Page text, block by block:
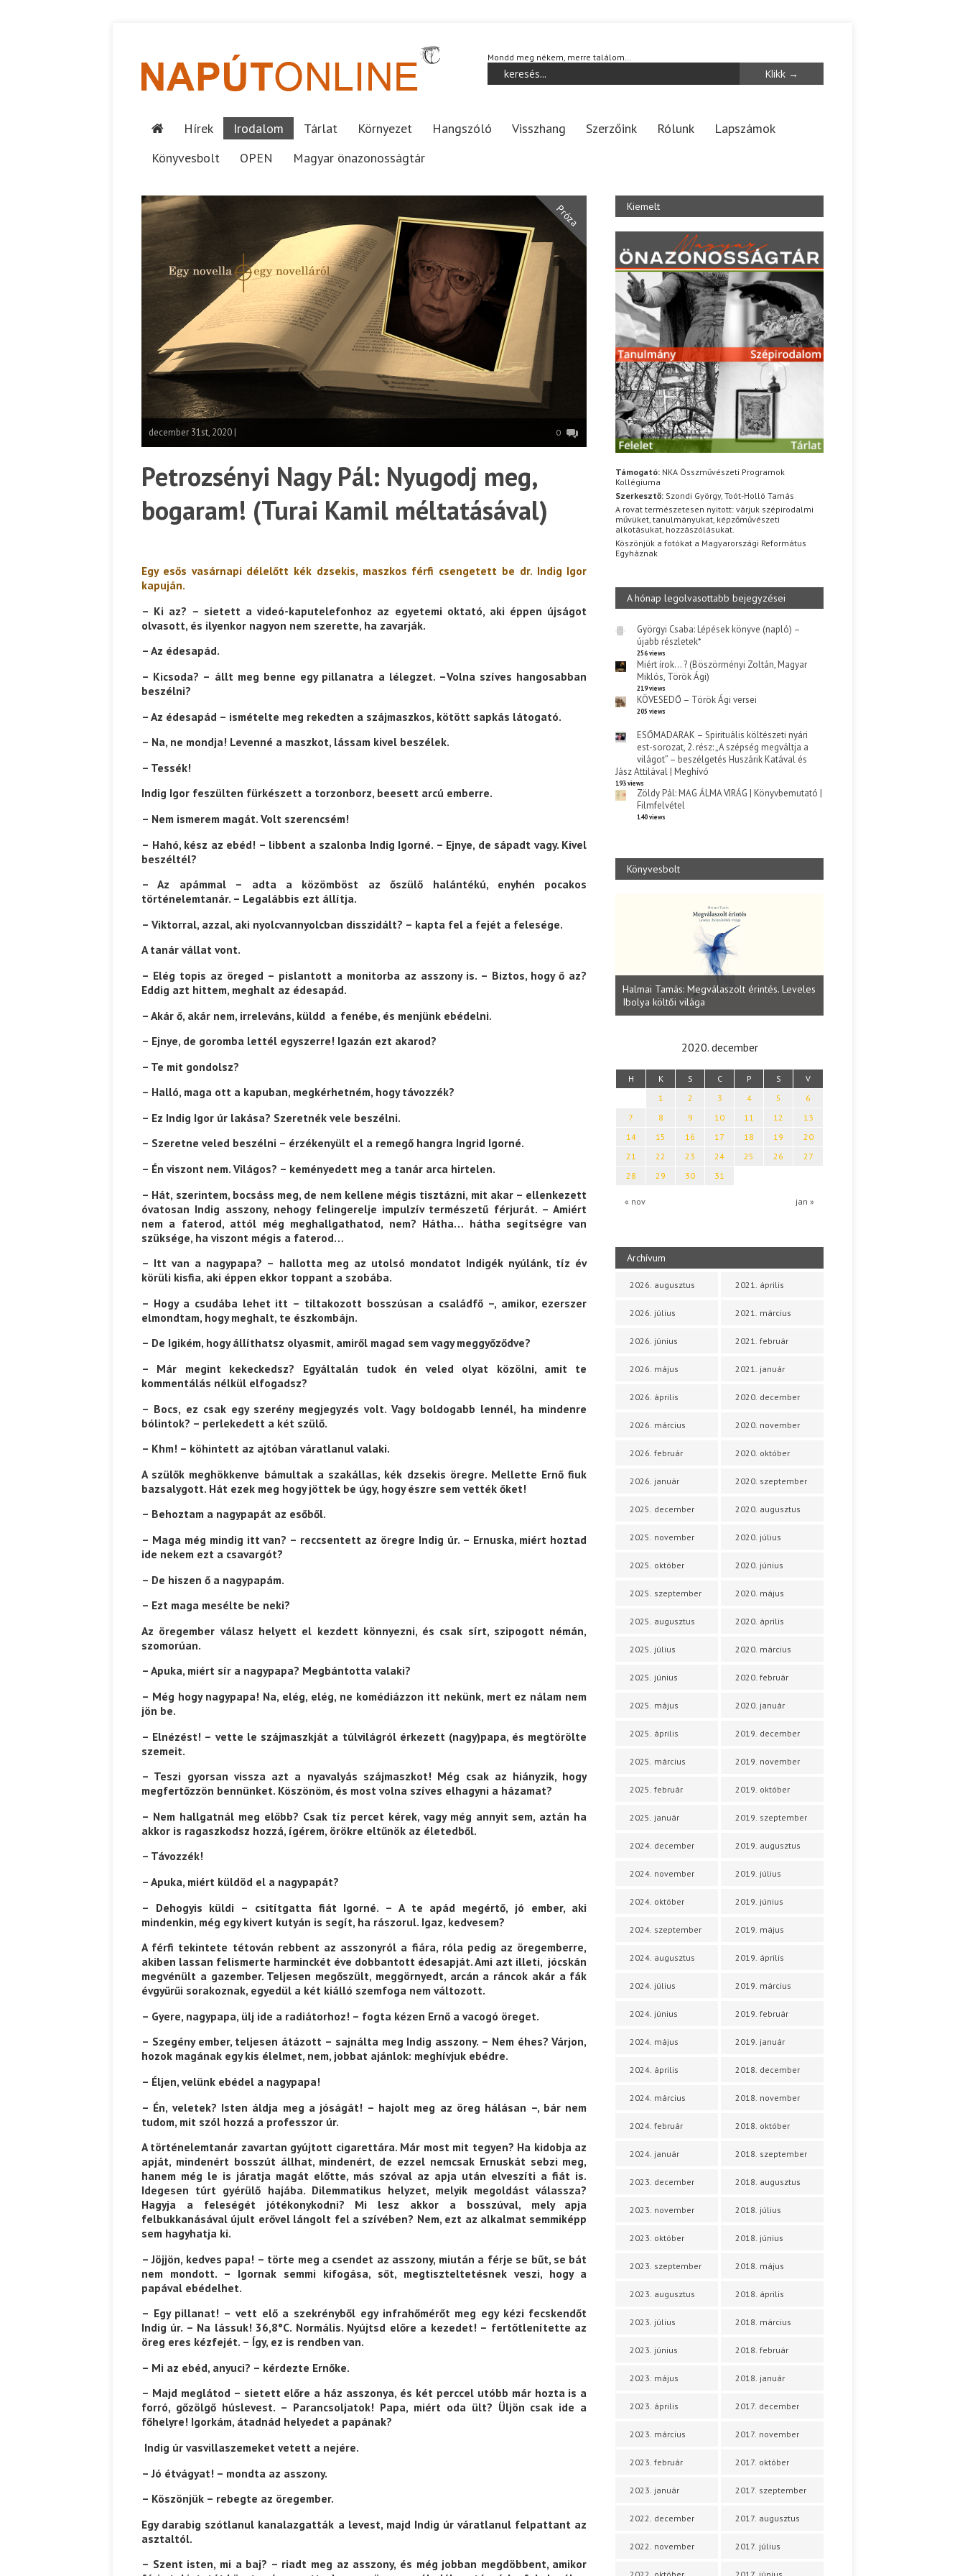
Mondd meg nékem, merre találom…
Hírek Irodalom Tárlat Környezet Hangszóló Visszhang Szerzőink Rólunk
Lapszámok
Könyvesbolt
OPEN Magyar önazonosságtár
Próza
december 31st, 2020 | 0
Petrozsényi Nagy Pál: Nyugodj meg,
bogaram! (Turai Kamil méltatásával)
Egy esős vasárnapi délelőtt kék dzsekis, maszkos férfi csengetett be dr. Indig Igor
kapuján.
– Ki az? – sietett a videó-kaputelefonhoz az egyetemi oktató, aki éppen újságot
olvasott, és ilyenkor nagyon nem szerette, ha zavarják.
– Az édesapád.
– Kicsoda? – állt meg benne egy pillanatra a lélegzet. –Volna szíves hangosabban
beszélni?
– Az édesapád – ismételte meg rekedten a szájmaszkos, kötött sapkás látogató.
– Na, ne mondja! Levenné a maszkot, lássam kivel beszélek.
– Tessék!
Indig Igor feszülten fürkészett a torzonborz, beesett arcú emberre.
– Nem ismerem magát. Volt szerencsém!
– Hahó, kész az ebéd! – libbent a szalonba Indig Igorné. – Ejnye, de sápadt vagy. Kivel
be­széltél?
– Az apámmal – adta a közömböst az őszülő halántékú, enyhén pocakos
történelemtanár. – Legalábbis ezt állítja.
– Viktorral, azzal, aki nyolcvannyolcban disszidált? – kapta fel a fejét a felesége.
A tanár vállat vont.
– Elég topis az öreged – pislantott a monitorba az asszony is. – Biztos, hogy ő az?
Eddig azt hittem, meghalt az édesapád.
– Akár ő, akár nem, irreleváns, küldd a fenébe, és menjünk ebédelni.
– Ejnye, de goromba lettél egyszerre! Igazán ezt akarod?
– Te mit gondolsz?
– Halló, maga ott a kapuban, megkérhetném, hogy távozzék?
– Ez Indig Igor úr lakása? Szeretnék vele beszélni.
– Szeretne veled beszélni – érzékenyült el a remegő hangra Ingrid Igorné.
– Én viszont nem. Világos? – keményedett meg a tanár arca hirtelen.
– Hát, szerintem, bocsáss meg, de nem kellene mégis tisztázni, mit akar – ellenkezett
óva­tosan Indig asszony, nehogy felingerelje impulzív természetű férjurát. – Amiért
nem a faterod, attól még meghallgathatod, nem? Hátha… hátha segítségre van
szüksége, ha viszont mégis a faterod…
– Itt van a nagypapa? – hallotta meg az utolsó mondatot Indigék nyúlánk, tíz év
körüli kis­fia, aki éppen ekkor toppant a szobába.
– Hogy a csudába lehet itt – tiltakozott bosszúsan a családfő –, amikor, ezerszer
elmond­tam, hogy meghalt, te észkombájn.
– De Igikém, hogy állíthatsz olyasmit, amiről magad sem vagy meggyőződve?
– Már megint kekeckedsz? Egyáltalán tudok én veled olyat közölni, amit te
kommentálás nélkül elfogadsz?
– Bocs, ez csak egy szerény megjegyzés volt. Vagy boldogabb lennél, ha mindenre
bólin­tok? – perlekedett a két szülő.
– Khm! – köhintett az ajtóban váratlanul valaki.
A szülők meghökkenve bámultak a szakállas, kék dzsekis öregre. Mellette Ernő fiuk
bazsaly­gott. Hát ezek meg hogy jöttek be úgy, hogy észre sem vették őket!
– Behoztam a nagypapát az esőből.
– Maga még mindig itt van? – reccsentett az öregre Indig úr. – Ernuska, miért hoztad
ide ne­kem ezt a csavargót?
– De hiszen ő a nagypapám.
– Ezt maga mesélte be neki?
Az öregember válasz helyett el kezdett könnyezni, és csak sírt, szipogott némán,
szomorúan.
– Apuka, miért sír a nagypapa? Megbántotta valaki?
– Még hogy nagypapa! Na, elég, elég, ne komédiázzon itt nekünk, mert ez nálam nem
jön be.
– Elnézést! – vette le szájmaszkját a túlvilágról érkezett (nagy)papa, és megtörölte
szemeit.
– Teszi gyorsan vissza azt a nyavalyás szájmaszkot! Még csak az hiányzik, hogy
megfertőz­zön bennünket. Köszönöm, és most volna szíves elhagyni a házamat?
– Nem hallgatnál meg előbb? Csak tíz percet kérek, vagy még annyit sem, aztán ha
akkor is ragaszkodsz hozzá, ígérem, örökre eltűnök az életedből.
– Távozzék!
– Apuka, miért küldöd el a nagypapát?
– Dehogyis küldi – csitítgatta fiát Igorné. – A te apád megértő, jó ember, aki
mindenkin, még egy kivert kutyán is segít, ha rászorul. Igaz, kedvesem?
A férfi tekintete tétován rebbent az asszonyról a fiára, róla pedig az öregemberre,
akiben las­san felismerte harminckét éve dobbantott édesapját. Ami azt illeti, jócskán
megvénült a gaz­ember. Teljesen megőszült, meggörnyedt, arcán a ráncok akár a fák
évgyűrűi sorakoznak, egye­dül a két kiálló szemfoga nem változott.
– Gyere, nagypapa, ülj ide a radiátorhoz! – fogta kézen Ernő a vacogó öreget.
– Szegény ember, teljesen átázott – sajnálta meg Indig asszony. – Nem éhes? Várjon,
hozok magának egy kis élelmet, nem, jobbat ajánlok: meghívjuk ebédre.
– Éljen, velünk ebédel a nagypapa!
– Én, veletek? Isten áldja meg a jóságát! – hajolt meg az öreg hálásan –, bár nem
tudom, mit szól hozzá a professzor úr.
A történelemtanár zavartan gyújtott cigarettára. Már most mit tegyen? Ha kidobja az
apját, mindenért bosszút állhat, mindenért, de ezzel nemcsak Ernuskát sebzi meg,
hanem még le is járatja magát előtte, más szóval az apja után elveszíti a fiát is.
Idegesen túrt gyérülő hajába. Di­lemmatikus helyzet, melyik megoldást válassza?
Hagyja a feleségét jótékonykodni? Mi lesz akkor a bosszúval, mely apja
felbukkanásával újult erővel lángolt fel a szívében? Nem, ezt az al­kalmat semmiképp
sem hagyhatja ki.
– Jöjjön, kedves papa! – törte meg a csendet az asszony, miután a férje se bűt, se bát
nem mondott. – Igornak semmi kifogása, sőt, megtiszteltetésnek veszi, hogy a
papával ebédelhet.
– Egy pillanat! – vett elő a szekrényből egy infrahőmérőt meg egy kézi fecskendőt
Indig úr. – Na lássuk! 36,8°C. Normális. Nyújtsd előre a kezedet! – fertőtlenítette az
öreg eres kézfejét. – Így, ez is rendben van.
– Mi az ebéd, anyuci? – kérdezte Ernőke.
– Majd meglátod – sietett előre a ház asszonya, és két perccel utóbb már hozta is a
forró, gő­zölgő húslevest. – Parancsoljatok! Papa, miért oda ült? Üljön csak ide a
főhelyre! Igorkám, át­adnád helyedet a papának?
Indig úr vasvillaszemeket vetett a nejére.
– Jó étvágyat! – mondta az asszony.
– Köszönjük – rebegte az öregember.
Egy darabig szótlanul kanalazgatták a levest, majd Indig úr váratlanul felpattant az
asztaltól.
– Szent isten, mi a baj? – riadt meg az asszony, és még jobban megdöbbent, amikor
Kiemelt
Támogató: NKA Összművészeti Programok
Kollégiuma
Szerkesztő: Szondi György, Toót-Holló Tamás
A rovat természetesen nyitott: várjuk szépirodalmi
művüket, tanulmányukat, képzőművészeti
alkotásukat, hozzászólásukat.
Köszönjük a fotókat a Magyarországi Református
Egyháznak
A hónap legolvasottabb bejegyzései
Györgyi Csaba: Lépések könyve (napló) –
újabb részletek*
256 views
Miért írok… ? (Böszörményi Zoltán, Magyar
Miklós, Török Ági)
219 views
KÖVESEDŐ – Török Ági versei
205 views
ESŐMADARAK – Spirituális költészeti nyári
est-sorozat, 2. rész: „A szépség megváltja a
világot” – beszélgetés Huszárik Katával és
Jász Attilával | Meghívó
193 views
Zöldy Pál: MAG ÁLMA VIRÁG | Könyvbemutató |
Filmfelvétel
140 views
Könyvesbolt
Parvathy Baul: A NAGY LELKEK DALAI.
Halmai Tamás: Megválaszolt érintés. Leveles
Ibolya költői világa
2020. december
H K S C P S V
« nov jan »
1 2 3 4 5
6
7
8 9 10 11 12
13
14
15 16 17 18 19
20
21
22 23 24 25 26
27
28
29 30 31
Archívum
2026. augusztus
2026. július
2026. június
2026. május
2026. április
2026. március
2026. február
2026. január
2025. december
2025. november
2025. október
2025. szeptember
2025. augusztus
2025. július
2025. június
2025. május
2025. április
2025. március
2025. február
2025. január
2024. december
2024. november
2024. október
2024. szeptember
2024. augusztus
2024. július
2024. június
2024. május
2024. április
2024. március
2024. február
2024. január
2023. december
2023. november
2023. október
2023. szeptember
2023. augusztus
2023. július
2023. június
2023. május
2023. április
2023. március
2023. február
2023. január
2022. december
2022. november
2021. április
2021. március
2021. február
2021. január
2020. december
2020. november
2020. október
2020. szeptember
2020. augusztus
2020. július
2020. június
2020. május
2020. április
2020. március
2020. február
2020. január
2019. december
2019. november
2019. október
2019. szeptember
2019. augusztus
2019. július
2019. június
2019. május
2019. április
2019. március
2019. február
2019. január
2018. december
2018. november
2018. október
2018. szeptember
2018. augusztus
2018. július
2018. június
2018. május
2018. április
2018. március
2018. február
2018. január
2017. december
2017. november
2017. október
2017. szeptember
2017. augusztus
2017. július